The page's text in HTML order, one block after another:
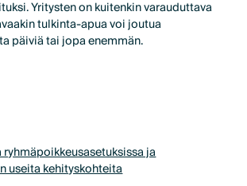
Yritysten on kuitenkin varauduttava
tulkinta-apua voi joutua
päiviä tai jopa enemmän.
ja
useita kehityskohteita